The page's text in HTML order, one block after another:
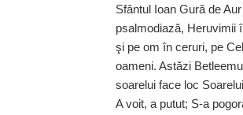
Sfântul Ioan Gură de
psalmodiază, Heruvimii
şi pe om în ceruri, pe
oameni. Astăzi
soarelui face loc
A voit, a putut; S-a